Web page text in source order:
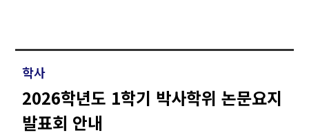
학사
2026학년도 1학기 박사학위 논문요지
발표회 안내